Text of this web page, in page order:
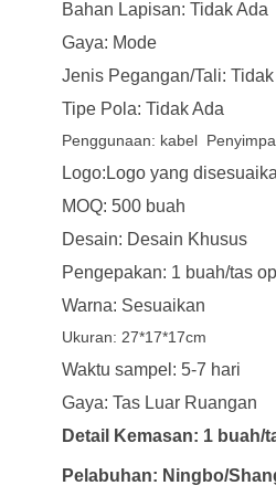
Bahan Lapisan: Tidak Ada
Gaya: Mode
Jenis Pegangan/Tali: Tidak
Tipe Pola: Tidak Ada
Penggunaan: kabel
Logo:Logo yang
MOQ: 500 buah
Desain: Desain Khusus
Pengepakan: 1 buah/tas
Warna: Sesuaikan
Ukuran: 27*17*17cm
Waktu sampel: 5-7 hari
Gaya: Tas Luar Ruangan
Detail Kemasan: 1 buah/
Pelabuhan: Ningbo/